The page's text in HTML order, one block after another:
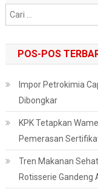
POS-POS
Impor Petrokimia
Dibongkar
KPK Tetapkan
Pemerasan
Tren Makanan
Rotisserie Gandeng